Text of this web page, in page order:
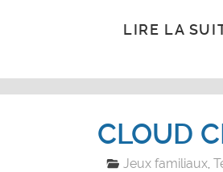
LIRE LA
CLOUD
Jeux familiaux,